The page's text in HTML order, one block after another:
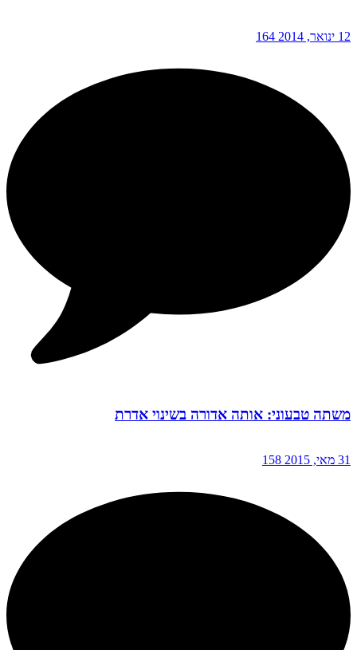
12 ינואר, 2014 164
משתה טבעוני: אותה אדורה בשינוי אדרת
31 מאי, 2015 158